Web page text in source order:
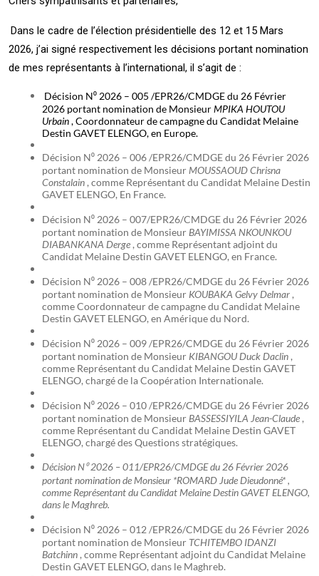
Dans le cadre de l’élection présidentielle des 12 et 15 Mars
2026, j’ai signé respectivement les décisions portant nomination
de mes représentants à l’international, il s’agit de :
Décision N⁰ 2026 – 005 /EPR26/CMDGE du 26 Février
2026 portant nomination de Monsieur MPIKA HOUTOU
Urbain , Coordonnateur de campagne du Candidat Melaine
Destin GAVET ELENGO, en Europe.
Décision N⁰ 2026 – 006 /EPR26/CMDGE du 26 Février 2026
portant nomination de Monsieur MOUSSAOUD Chrisna
Constalain , comme Représentant du Candidat Melaine Destin
GAVET ELENGO, En France.
Décision N⁰ 2026 – 007/EPR26/CMDGE du 26 Février 2026
portant nomination de Monsieur BAYIMISSA NKOUNKOU
DIABANKANA Derge , comme Représentant adjoint du
Candidat Melaine Destin GAVET ELENGO, en France.
Décision N⁰ 2026 – 008 /EPR26/CMDGE du 26 Février 2026
portant nomination de Monsieur KOUBAKA Gelvy Delmar ,
comme Coordonnateur de campagne du Candidat Melaine
Destin GAVET ELENGO, en Amérique du Nord.
Décision N⁰ 2026 – 009 /EPR26/CMDGE du 26 Février 2026
portant nomination de Monsieur KIBANGOU Duck Daclin ,
comme Représentant du Candidat Melaine Destin GAVET
ELENGO, chargé de la Coopération Internationale.
Décision N⁰ 2026 – 010 /EPR26/CMDGE du 26 Février 2026
portant nomination de Monsieur BASSESSIYILA Jean-Claude ,
comme Représentant du Candidat Melaine Destin GAVET
ELENGO, chargé des Questions stratégiques.
Décision N⁰ 2026 – 011/EPR26/CMDGE du 26 Février 2026
portant nomination de Monsieur *ROMARD Jude Dieudonné* ,
comme Représentant du Candidat Melaine Destin GAVET ELENGO,
dans le Maghreb.
Décision N⁰ 2026 – 012 /EPR26/CMDGE du 26 Février 2026
portant nomination de Monsieur TCHITEMBO IDANZI
Batchinn , comme Représentant adjoint du Candidat Melaine
Destin GAVET ELENGO, dans le Maghreb.